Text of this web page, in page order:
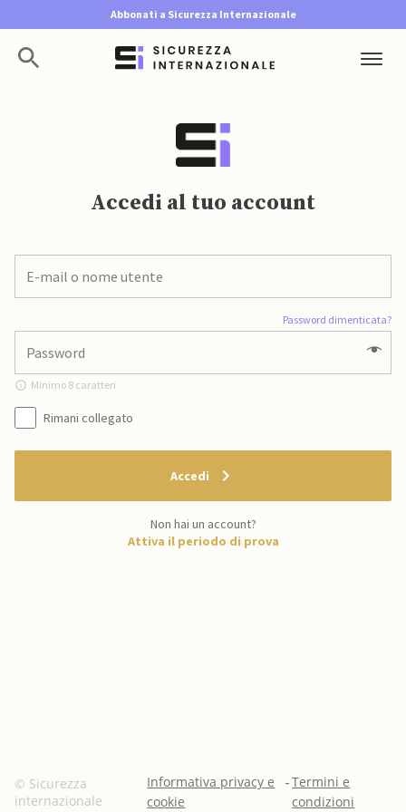
Abbonati a Sicurezza Internazionale
Accedi al tuo account
Password dimenticata?
Minimo 8 caratteri
Rimani collegato
Accedi
Non hai un account?
Attiva il periodo di prova
© Sicurezza
internazionale
Informativa privacy e
cookie
-Termini e
condizioni